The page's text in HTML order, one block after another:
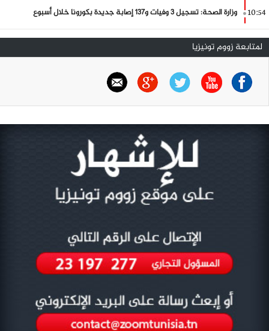
من فرنسا وسويسرا
سحب ملف تونس من اجتماعات النقد الدولي: مسؤول سابق بالبنك المركزي
يدعو إلى التريّث والتوضيح من الحكومة
لمتابعة زووم تونيزيا